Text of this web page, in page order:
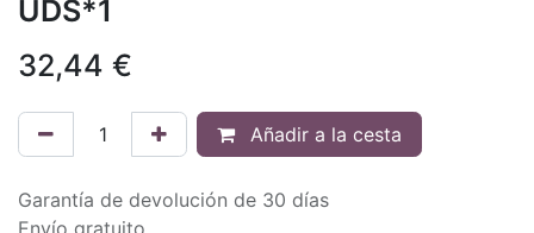
UDS*1
32,44 €
Añadir a la cesta
Garantía de devolución de 30 días
Envío gratuito.